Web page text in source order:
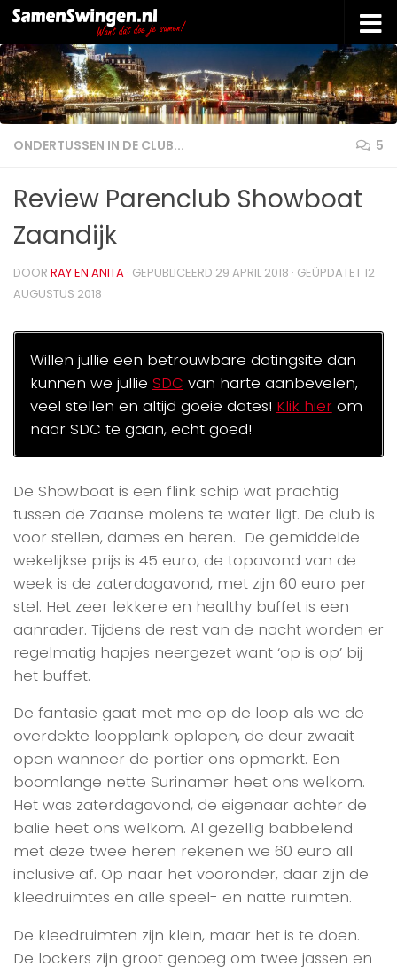
Doorgaan naar inhoud
ONDERTUSSEN IN DE CLUB... 5
Review Parenclub Showboat
Zaandijk
DOOR RAY EN ANITA · GEPUBLICEERD 29 APRIL 2018 · GEÜPDATET12
AUGUSTUS 2018
Willen jullie een betrouwbare datingsite dan
kunnen we jullie SDC van harte aanbevelen,
veel stellen en altijd goeie dates! Klik hierom
naar SDC te gaan, echt goed!
De Showboat is een flink schip wat prachtig
tussen de Zaanse molens te water ligt. De club is
voor stellen, dames en heren. De gemiddelde
wekelijkse prijs is 45 euro, de topavond van de
week is de zaterdagavond, met zijn 60 euro per
stel. Het zeer lekkere en healthy buffet is een
aanrader. Tijdens de rest van de nacht worden er
regelmatig hapjes neergezet want ‘op is op’ bij
het buffet.
De fantasie gaat met me op de loop als we de
overdekte loopplank oplopen, de deur zwaait
open wanneer de portier ons opmerkt. Een
boomlange nette Surinamer heet ons welkom.
Het was zaterdagavond, de eigenaar achter de
balie heet ons welkom. Al gezellig babbelend
met deze twee heren rekenen we 60 euro all
inclusive af. Op naar het vooronder, daar zijn de
kleedruimtes en alle speel- en natte ruimten.
De kleedruimten zijn klein, maar het is te doen.
De lockers zijn groot genoeg om twee jassen en